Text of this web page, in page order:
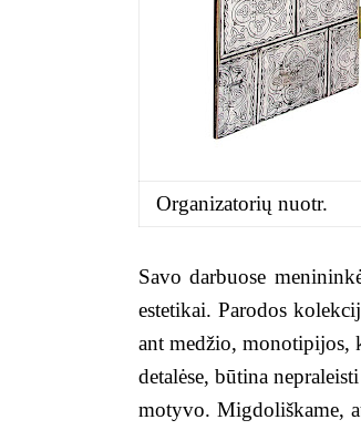
Organizatorių nuotr.
Savo darbuose
estetikai. Parodos
ant medžio, monotipijos,
detalėse, būtina
motyvo. Migdoliškame,